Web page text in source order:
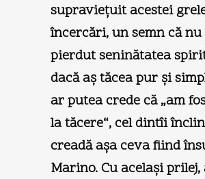
supravieţuit acestei
încercări, un semn că
pierdut seninătatea
dacă aş tăcea pur şi
ar putea crede că „am
la tăcere“, cel dintîi
creadă aşa ceva fiind
Marino. Cu acelaşi